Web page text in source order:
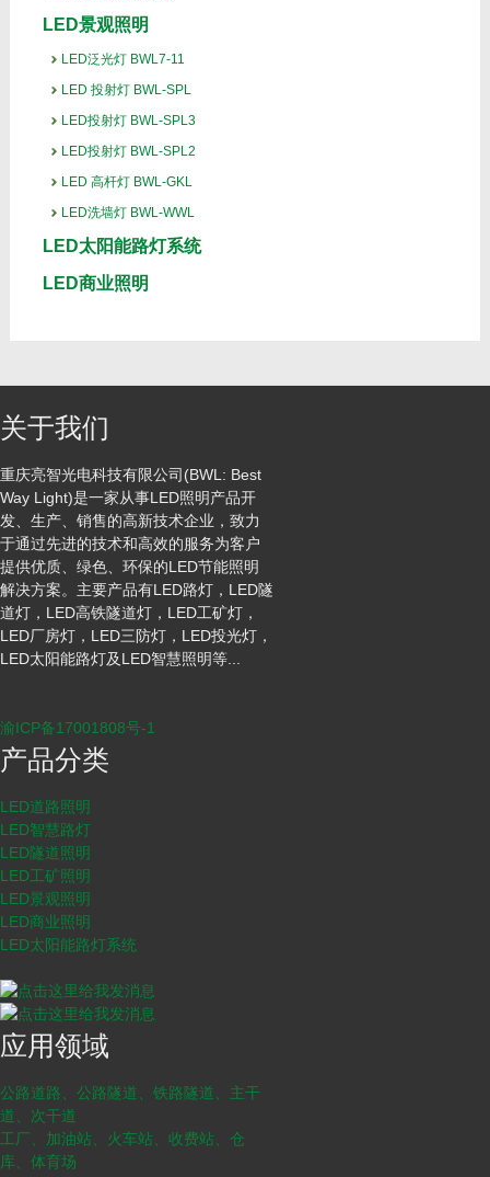
LED景观照明
LED泛光灯 BWL7-11
LED 投射灯 BWL-SPL
LED投射灯 BWL-SPL3
LED投射灯 BWL-SPL2
LED 高杆灯 BWL-GKL
LED洗墙灯 BWL-WWL
LED太阳能路灯系统
LED商业照明
关于我们
重庆亮智光电科技有限公司(BWL: Best
Way Light)是一家从事LED照明产品开
发、生产、销售的高新技术企业，致力
于通过先进的技术和高效的服务为客户
提供优质、绿色、环保的LED节能照明
解决方案。主要产品有LED路灯，LED隧
道灯，LED高铁隧道灯，LED工矿灯，
LED厂房灯，LED三防灯，LED投光灯，
LED太阳能路灯及LED智慧照明等...
渝ICP备17001808号-1
产品分类
LED道路照明
LED智慧路灯
LED隧道照明
LED工矿照明
LED景观照明
LED商业照明
LED太阳能路灯系统
应用领域
公路道路、公路隧道、铁路隧道、主干
道、次干道
工厂、加油站、火车站、收费站、仓
库、体育场